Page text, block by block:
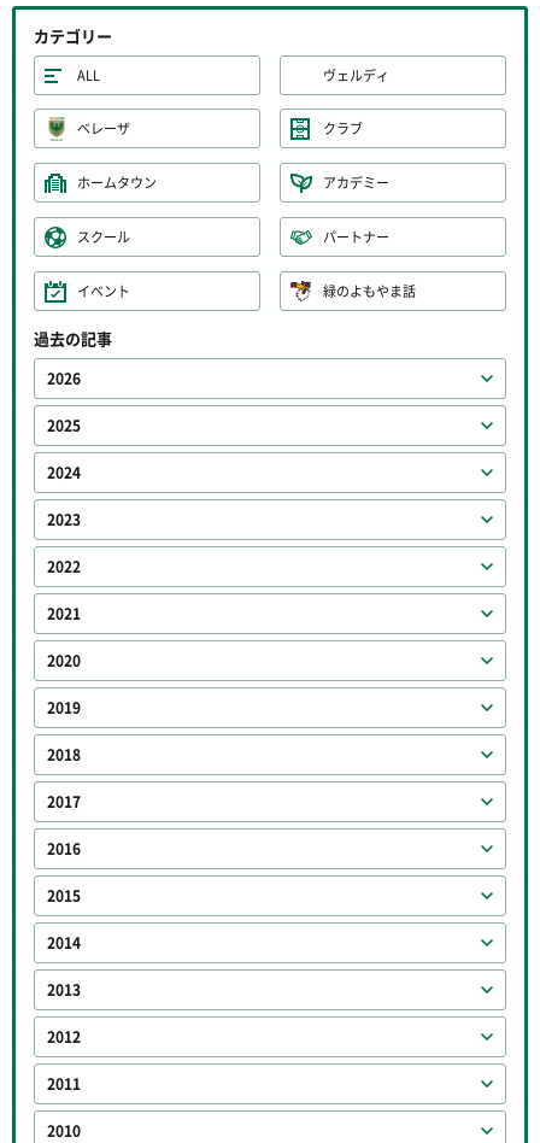
カテゴリー
ALL ヴェルディ
ベレーザ クラブ
ホームタウン アカデミー
スクール パートナー
イベント 緑のよもやま話
過去の記事
2026
2025
2024
2023
2022
2021
2020
2019
2018
2017
2016
2015
2014
2013
2012
2011
2010